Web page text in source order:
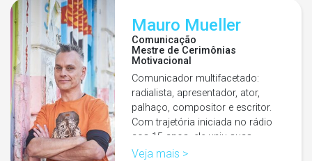
Mauro Mueller
Comunicação
Mestre de Cerimônias
Motivacional
Comunicador multifacetado:
radialista, apresentador, ator,
palhaço, compositor e escritor.
Com trajetória iniciada no rádio
aos 15 anos, ele uniu suas…
Veja mais >